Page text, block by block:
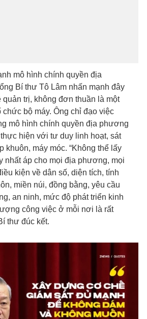
khuôn, máy móc. “Không thể lấy
nhất áp cho mọi địa phương, mọi
kiện về dân số, diện tích, tính
miền núi, đồng bằng, yêu cầu
an ninh, mức độ phát triển kinh
công việc ở mỗi nơi là rất
thư đúc kết.